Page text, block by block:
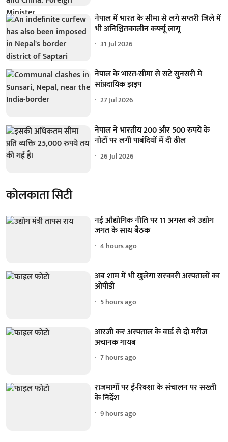
नेपाल में भारत के सीमा से लगे सप्तरी जिले में
भी अनिश्चितकालीन कर्फ्यू लागू
31 Jul 2026
नेपाल के भारत-सीमा से सटे सुनसरी में
सांप्रदायिक झड़प
27 Jul 2026
नेपाल ने भारतीय 200 और 500 रुपये के
नोटों पर लगी पाबंदियों में दी ढील
26 Jul 2026
कोलकाता सिटी
नई औद्योगिक नीति पर 11 अगस्त को उद्योग
जगत के साथ बैठक
4 hours ago
अब शाम में भी खुलेगा सरकारी अस्पतालों का
ओपीडी
5 hours ago
आरजी कर अस्पताल के वार्ड से दो मरीज
अचानक गायब
7 hours ago
राजमार्गों पर ई-रिक्शा के संचालन पर सख्ती
के निर्देश
9 hours ago